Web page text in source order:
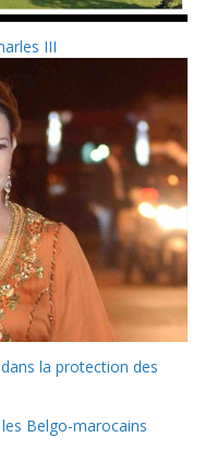
III
la protection des
Belgo-marocains